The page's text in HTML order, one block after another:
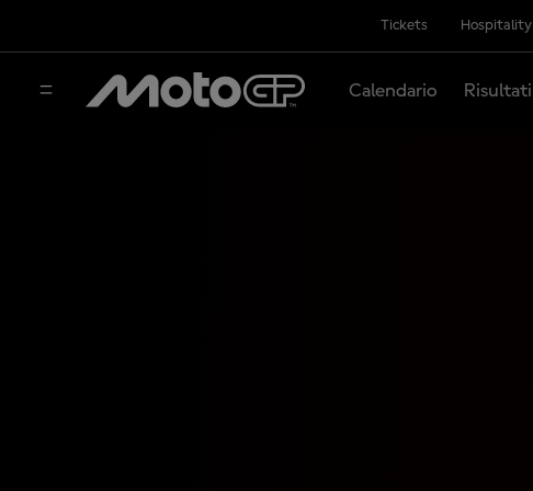
Tickets Hospitality
Calendario Risultati